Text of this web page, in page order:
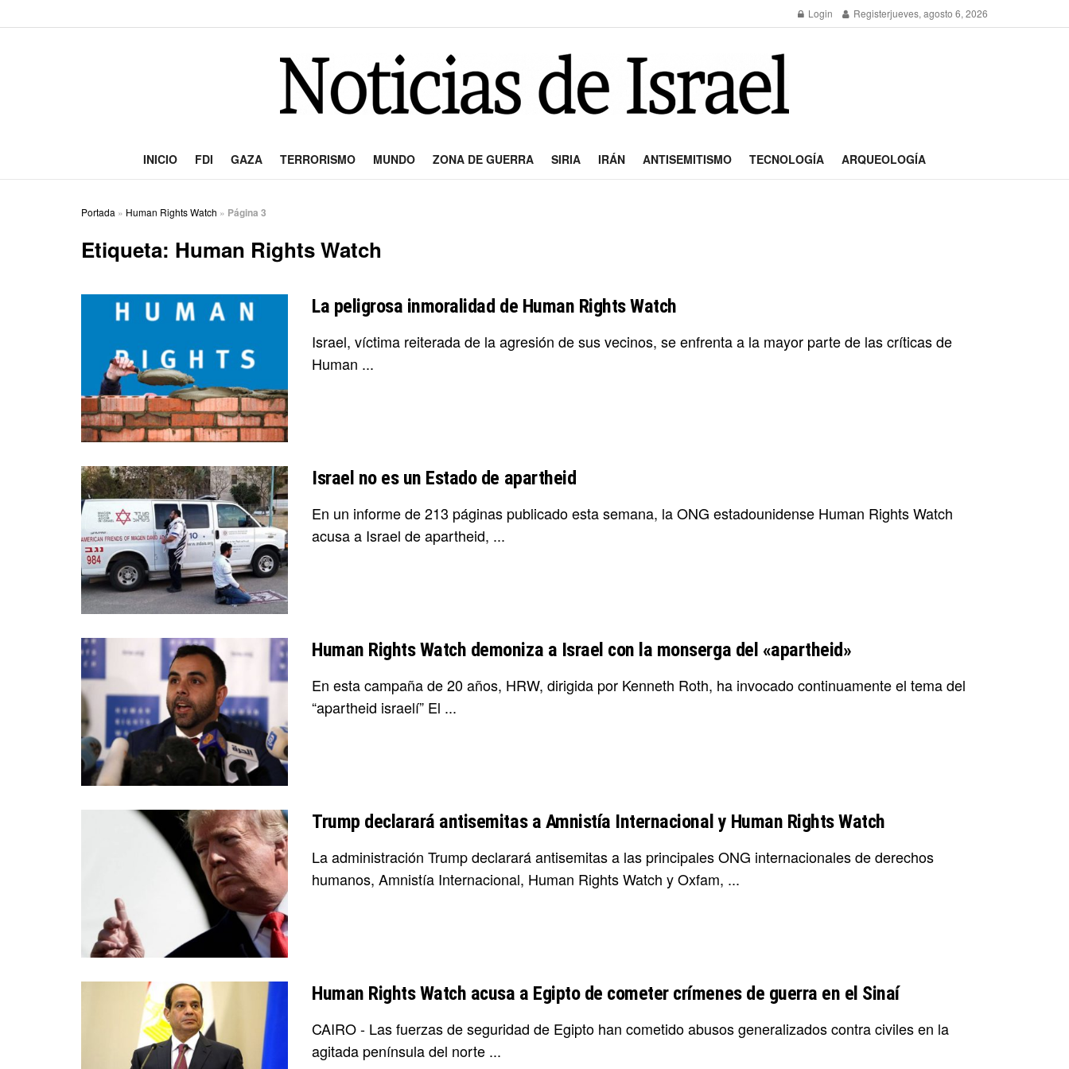
Login Registerjueves, agosto 6, 2026
INICIO FDI GAZA TERRORISMO MUNDO ZONA DE GUERRA SIRIA IRÁN ANTISEMITISMO TECNOLOGÍA ARQUEOLOGÍA
Portada » Human Rights Watch » Página 3
Etiqueta: Human Rights Watch
La peligrosa inmoralidad de Human Rights Watch
Israel, víctima reiterada de la agresión de sus vecinos, se enfrenta a la mayor parte de las críticas de
Human ...
Israel no es un Estado de apartheid
En un informe de 213 páginas publicado esta semana, la ONG estadounidense Human Rights Watch
acusa a Israel de apartheid, ...
Human Rights Watch demoniza a Israel con la monserga del «apartheid»
En esta campaña de 20 años, HRW, dirigida por Kenneth Roth, ha invocado continuamente el tema del
“apartheid israelí” El ...
Trump declarará antisemitas a Amnistía Internacional y Human Rights Watch
La administración Trump declarará antisemitas a las principales ONG internacionales de derechos
humanos, Amnistía Internacional, Human Rights Watch y Oxfam, ...
Human Rights Watch acusa a Egipto de cometer crímenes de guerra en el Sinaí
CAIRO - Las fuerzas de seguridad de Egipto han cometido abusos generalizados contra civiles en la
agitada península del norte ...